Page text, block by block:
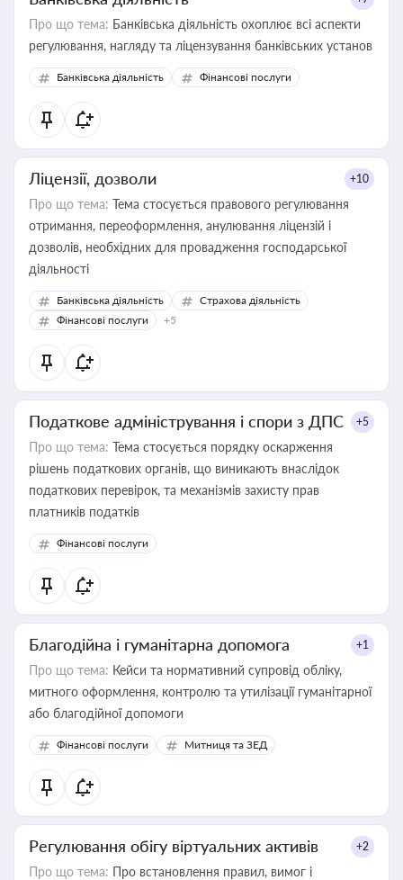
Про що тема: Банківська діяльність охоплює всі аспекти
регулювання, нагляду та ліцензування банківських установ
Банківська діяльність Фінансові послуги
Ліцензії, дозволи +10
Про що тема: Тема стосується правового регулювання
отримання, переоформлення, анулювання ліцензій і
дозволів, необхідних для провадження господарської
діяльності
Банківська діяльність
Страхова діяльність
Фінансові послуги
+5
Податкове адміністрування і спори з ДПС +5
Про що тема: Тема стосується порядку оскарження
рішень податкових органів, що виникають внаслідок
податкових перевірок, та механізмів захисту прав
платників податків
Фінансові послуги
Благодійна і гуманітарна допомога +1
Про що тема: Кейси та нормативний супровід обліку,
митного оформлення, контролю та утилізації гуманітарної
або благодійної допомоги
Фінансові послуги Митниця та ЗЕД
Регулювання обігу віртуальних активів +2
Про що тема: Про встановлення правил, вимог і